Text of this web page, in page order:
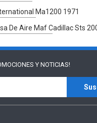
Ma1200 1971
De Aire Maf Cadillac Sts
Y NOTICIAS!